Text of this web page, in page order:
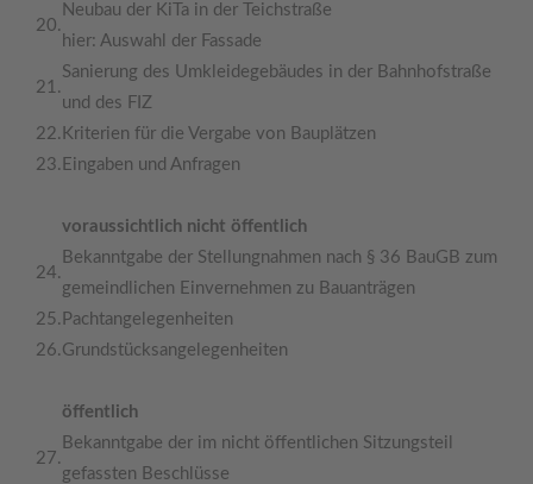
20.
Neubau der KiTa in der Teichstraße
hier: Auswahl der Fassade
21.
Sanierung des Umkleidegebäudes in der Bahnhofstraße
und des FIZ
22. Kriterien für die Vergabe von Bauplätzen
23. Eingaben und Anfragen
voraussichtlich nicht öffentlich
24.
Bekanntgabe der Stellungnahmen nach § 36 BauGB zum
gemeindlichen Einvernehmen zu Bauanträgen
25. Pachtangelegenheiten
26. Grundstücksangelegenheiten
öffentlich
27.
Bekanntgabe der im nicht öffentlichen Sitzungsteil
gefassten Beschlüsse